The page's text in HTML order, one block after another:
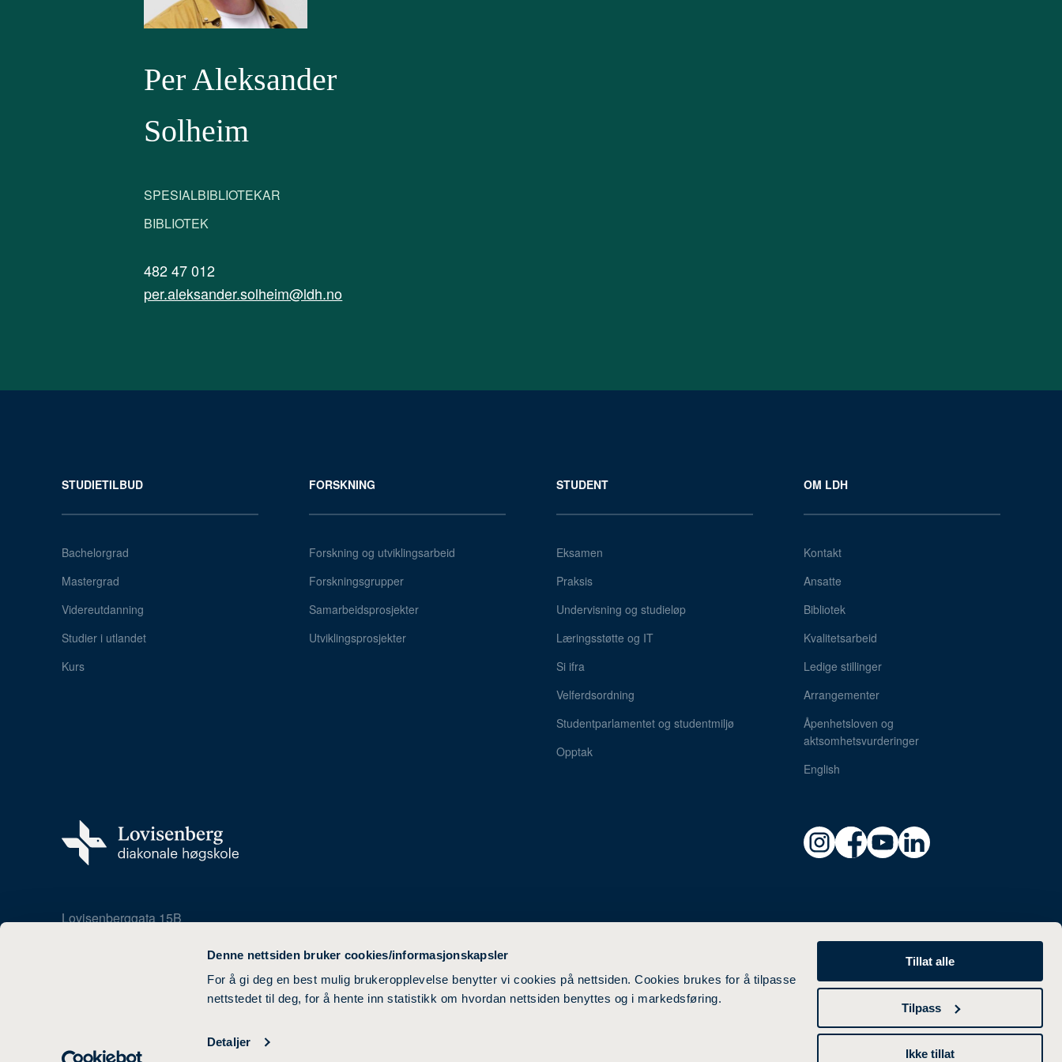
Denne nettsiden bruker cookies/informasjonskapsler
For å gi deg en best mulig brukeropplevelse benytter vi cookies på nettsiden. Cookies brukes for å tilpasse
nettstedet til deg, for å hente inn statistikk om hvordan nettsiden benyttes og i markedsføring.
Detaljer
Tillat alle
Tilpass
Ikke tillat
Per Aleksander
Solheim
SPESIALBIBLIOTEKAR
BIBLIOTEK
482 47 012
per.aleksander.solheim@ldh.no
STUDIETILBUD
Bachelorgrad
Mastergrad
Videreutdanning
Studier i utlandet
Kurs
FORSKNING
Forskning og utviklingsarbeid
Forskningsgrupper
Samarbeidsprosjekter
Utviklingsprosjekter
STUDENT
Eksamen
Praksis
Undervisning og studieløp
Læringsstøtte og IT
Si ifra
Velferdsordning
Studentparlamentet og studentmiljø
Opptak
OM LDH
Kontakt
Ansatte
Bibliotek
Kvalitetsarbeid
Ledige stillinger
Arrangementer
Åpenhetsloven og
aktsomhetsvurderinger
English
Lovisenberggata 15B